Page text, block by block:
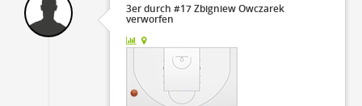
3er durch #17 Zbigniew Owczarek
verworfen